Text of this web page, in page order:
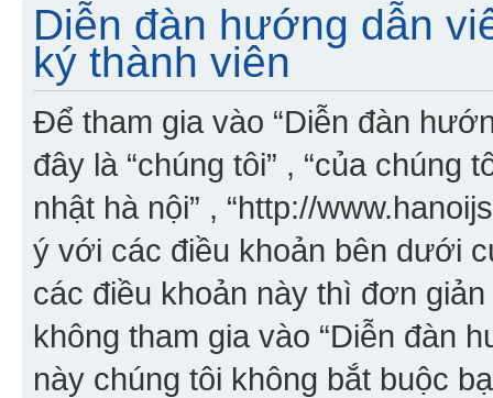
Diễn đàn hướng dẫn
ký thành viên
Để tham gia vào “Diễn đàn
đây là “chúng tôi” , “của chúng
nhật hà nội” , “http://
ý với các điều khoản bên dưới
các điều khoản này thì đơn
không tham gia vào “Diễn đàn
này chúng tôi không bắt buộc